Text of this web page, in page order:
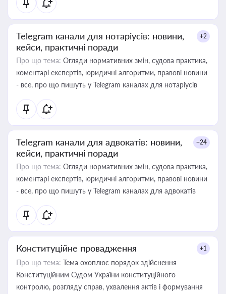
Telegram канали для нотаріусів: новини,
кейси, практичні поради
+2
Про що тема: Огляди нормативних змін, судова практика,
коментарі експертів, юридичні алгоритми, правові новини
- все, про що пишуть у Telegram каналах для нотаріусів
Telegram канали для адвокатів: новини,
кейси, практичні поради
+24
Про що тема: Огляди нормативних змін, судова практика,
коментарі експертів, юридичні алгоритми, правові новини
- все, про що пишуть у Telegram каналах для адвокатів
Конституційне провадження +1
Про що тема: Тема охоплює порядок здійснення
Конституційним Судом України конституційного
контролю, розгляду справ, ухвалення актів і формування